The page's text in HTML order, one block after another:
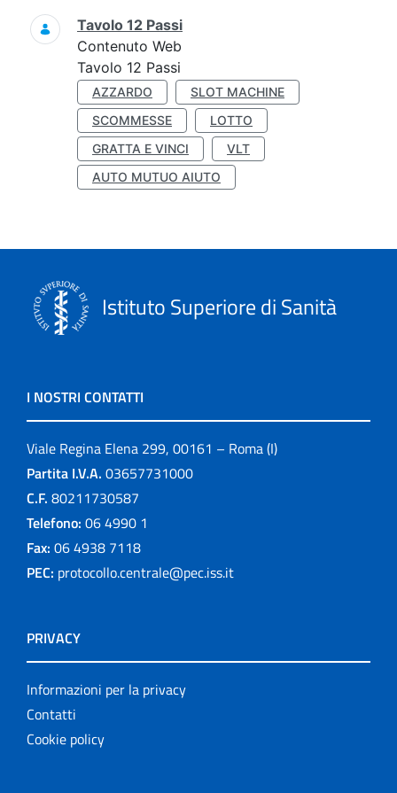
Ricerca
Tavolo 12 Passi
Contenuto Web
Tavolo 12 Passi
AZZARDO
SLOT MACHINE
SCOMMESSE
LOTTO
GRATTA E VINCI
VLT
AUTO MUTUO AIUTO
Istituto Superiore di Sanità
I NOSTRI CONTATTI
Viale Regina Elena 299, 00161 – Roma (I)
Partita I.V.A. 03657731000
C.F. 80211730587
Telefono: 06 4990 1
Fax: 06 4938 7118
PEC: protocollo.centrale@pec.iss.it
PRIVACY
Informazioni per la privacy
Contatti
Cookie policy